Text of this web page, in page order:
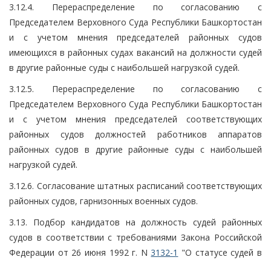
3.12.4. Перераспределение по согласованию с
Председателем Верховного Суда Республики Башкортостан
и с учетом мнения председателей районных судов
имеющихся в районных судах вакансий на должности судей
в другие районные суды с наибольшей нагрузкой судей.
3.12.5. Перераспределение по согласованию с
Председателем Верховного Суда Республики Башкортостан
и с учетом мнения председателей соответствующих
районных судов должностей работников аппаратов
районных судов в другие районные суды с наибольшей
нагрузкой судей.
3.12.6. Согласование штатных расписаний соответствующих
районных судов, гарнизонных военных судов.
3.13. Подбор кандидатов на должность судей районных
судов в соответствии с требованиями Закона Российской
Федерации от 26 июня 1992 г. N3132-1 "О статусе судей в